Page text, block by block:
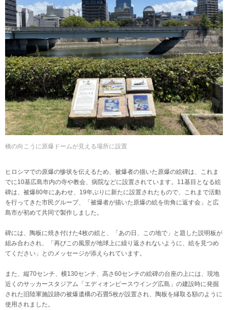
橋の向こうに原爆ドームが見える場所に設置
ヒロシマでの原爆の惨状を伝えるため、被爆者の描いた原爆の絵碑は、これま
でに10基広島市内の寺や教会、病院などに設置されています。11基目となる絵
碑は、被爆80年にあわせ、19年ぶりに新たに設置されたもので、これまで活動
を行ってきた市民グループ、「被爆者が描いた原爆の絵を街角に返す会」と広
島市が初めて共同で製作しました。
碑には、陶板に焼き付けた4枚の絵と、「あの日、この地で」と題した説明板が
組み合わされ、「再びこの風景が地球上に繰り返されないように、絵を見つめ
てください」とのメッセージが添えられています。
また、縦70センチ、横130センチ、高さ60センチの絵碑の台座の上には、現地
近くのサッカースタジアム「エディオンピースウイング広島」の建設時に発掘
された旧陸軍施設跡の被爆遺構の石畳5枚が設置され、陶板を縁取る額のように
使用されました。